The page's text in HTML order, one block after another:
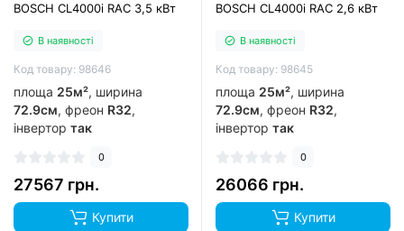
BOSCH CL4000i RAC 3,5 кВт
В наявності
Код товару: 98646
площа 25м², ширина
72.9см, фреон R32,
інвертор так
0
27567 грн.
Купити
BOSCH CL4000i RAC 2,6 кВт
В наявності
Код товару: 98645
площа 25м², ширина
72.9см, фреон R32,
інвертор так
0
26066 грн.
Купити